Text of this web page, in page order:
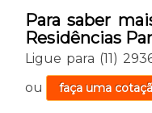
Para saber
Residências
Ligue para (11)
ou
faça uma